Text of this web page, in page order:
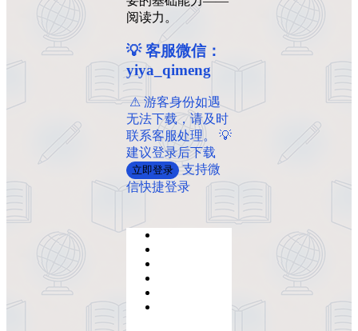
阅读力。
💡 客服微信：
yiya_qimeng
️ ️⚠ 游客身份如遇
无法下载，请及时
联系客服处理。 💡
建议登录后下载
立即登录
支持微
信快捷登录